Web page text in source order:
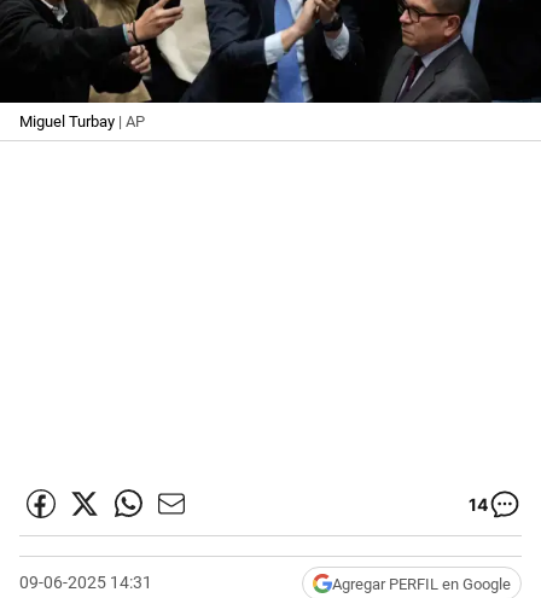
Miguel Turbay | AP
14
09-06-2025 14:31 Agregar PERFIL en Google